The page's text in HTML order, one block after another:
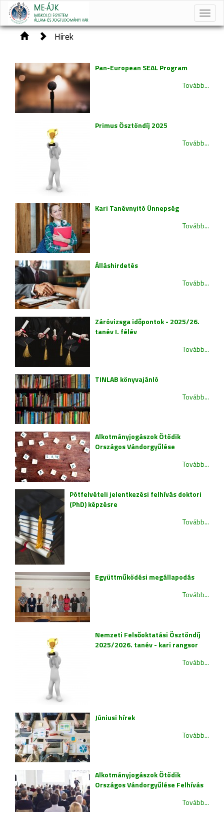
Toggle
Hírek
Pan-European SEAL Program
Tovább...
Primus Ösztöndíj 2025
Tovább...
Kari Tanévnyitó Ünnepség
Tovább...
Álláshirdetés
Tovább...
Záróvizsga időpontok - 2025/26.
tanév I. félév
Tovább...
TINLAB könyvajánló
Tovább...
Alkotmányjogászok Ötödik
Országos Vándorgyűlése
Tovább...
Pótfelvételi jelentkezési felhívás doktori
(PhD) képzésre
Tovább...
Együttműködési megállapodás
Tovább...
Nemzeti Felsőoktatási Ösztöndíj
2025/2026. tanév - kari rangsor
Tovább...
Júniusi hírek
Tovább...
Alkotmányjogászok Ötödik
Országos Vándorgyűlése Felhívás
Tovább...